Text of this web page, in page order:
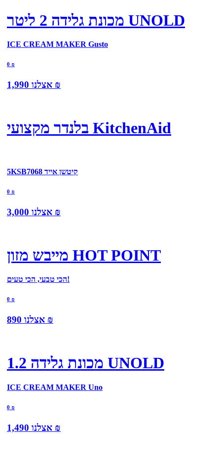
מכונת גלידה 2 ליטר UNOLD
ICE CREAM MAKER Gusto
0 ₪
אצלנו 1,990 ₪
בלנדר מקצועי KitchenAid
5KSB7068 קיטשן אייד
0 ₪
אצלנו 3,000 ₪
מייבש מזון HOT POINT
הכי טבעי, הכי טעים!
0 ₪
אצלנו 890 ₪
מכונת גלידה 1.2 UNOLD
ICE CREAM MAKER Uno
0 ₪
אצלנו 1,490 ₪